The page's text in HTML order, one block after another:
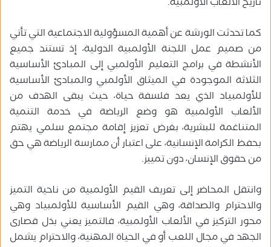
كما تحدثت الورشة عن أهمية المسؤولية الاجتماعية التي تأتي
من صميم عمل اللجنة الأولمبية الدولية، إذ تستند جميع
الأنشطة في برامج التعليم الأولمبي إلى المبادئ الأساسية
الثلاثة الموجودة في الميثاق الأولمبي والمبادئ الأساسية
للأولمبياد الذي يعد فلسفة حياة، حيث يبقى الهدف من
الألعاب الأولمبية هو وضع الرياضة في خدمة التنمية
المتناغمة للبشرية، بغرض تعزيز إقامة مجتمع سلمي يهتم
بحفظ الكرامة الإنسانية، على اعتبار أن ممارسة الرياضة هي حق
من حقوق الإنسان، دون تمييز.
وانتقل المحاضر إلى تعريف القيم الأولمبية من ناحية التميز
والاحترام والصداقة، وهي القيم الأساسية للأولمبياد وهي
محور التركيز في الألعاب الأولمبية، فالتميز يعني بذل قصارى
الجهد في مجال اللعب أو في الحياة المهنية، والاحترام يشمل